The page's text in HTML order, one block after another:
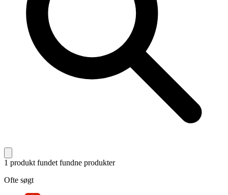
1 produkt fundet fundne produkter
Ofte søgt